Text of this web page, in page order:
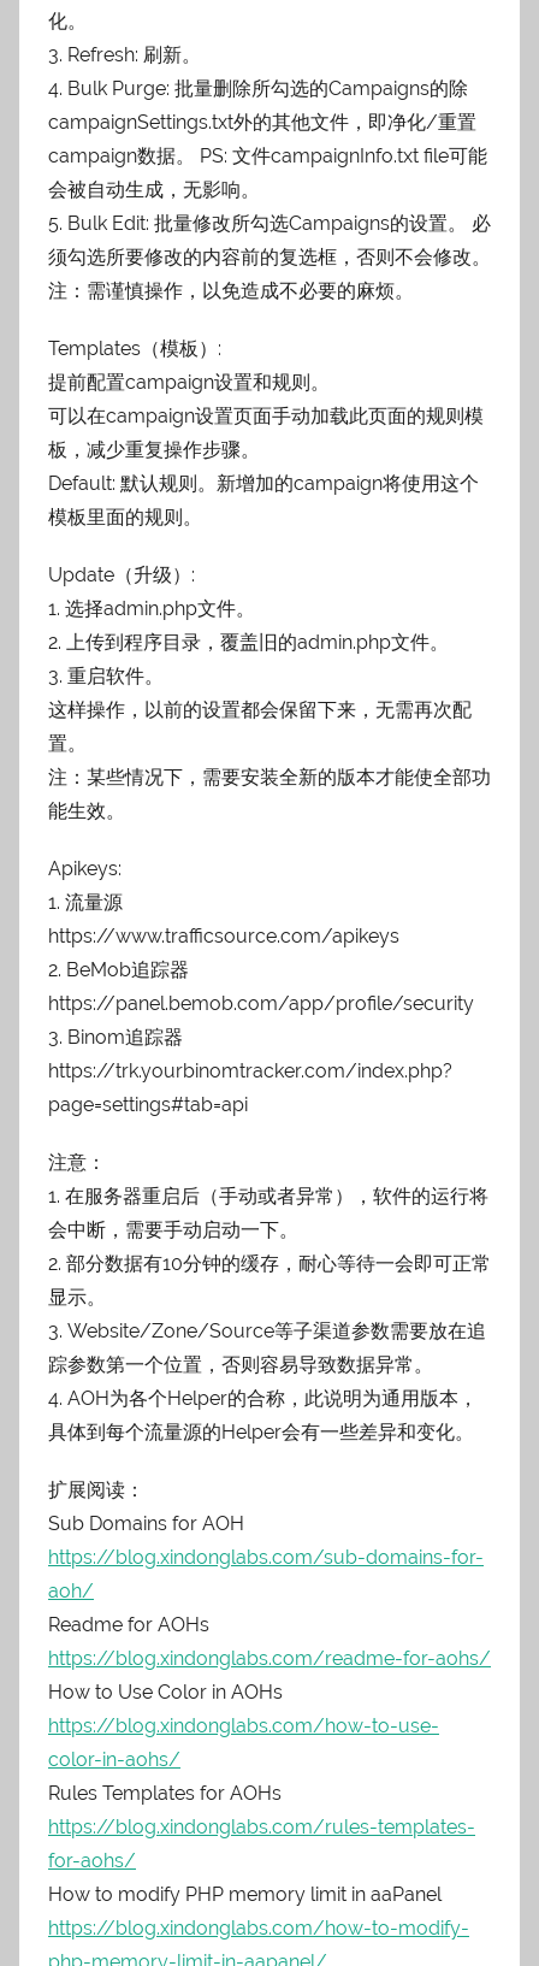
化。
3. Refresh: 刷新。
4. Bulk Purge: 批量删除所勾选的Campaigns的除
campaignSettings.txt外的其他文件，即净化/重置
campaign数据。 PS: 文件campaignInfo.txt file可能
会被自动生成，无影响。
5. Bulk Edit: 批量修改所勾选Campaigns的设置。 必
须勾选所要修改的内容前的复选框，否则不会修改。
注：需谨慎操作，以免造成不必要的麻烦。
Templates（模板）:
提前配置campaign设置和规则。
可以在campaign设置页面手动加载此页面的规则模
板，减少重复操作步骤。
Default: 默认规则。新增加的campaign将使用这个
模板里面的规则。
Update（升级）:
1. 选择admin.php文件。
2. 上传到程序目录，覆盖旧的admin.php文件。
3. 重启软件。
这样操作，以前的设置都会保留下来，无需再次配
置。
注：某些情况下，需要安装全新的版本才能使全部功
能生效。
Apikeys:
1. 流量源
https://www.trafficsource.com/apikeys
2. BeMob追踪器
https://panel.bemob.com/app/profile/security
3. Binom追踪器
https://trk.yourbinomtracker.com/index.php?
page=settings#tab=api
注意：
1. 在服务器重启后（手动或者异常），软件的运行将
会中断，需要手动启动一下。
2. 部分数据有10分钟的缓存，耐心等待一会即可正常
显示。
3. Website/Zone/Source等子渠道参数需要放在追
踪参数第一个位置，否则容易导致数据异常。
4. AOH为各个Helper的合称，此说明为通用版本，
具体到每个流量源的Helper会有一些差异和变化。
扩展阅读：
Sub Domains for AOH
https://blog.xindonglabs.com/sub-domains-for-
aoh/
Readme for AOHs
https://blog.xindonglabs.com/readme-for-aohs/
How to Use Color in AOHs
https://blog.xindonglabs.com/how-to-use-
color-in-aohs/
Rules Templates for AOHs
https://blog.xindonglabs.com/rules-templates-
for-aohs/
How to modify PHP memory limit in aaPanel
https://blog.xindonglabs.com/how-to-modify-